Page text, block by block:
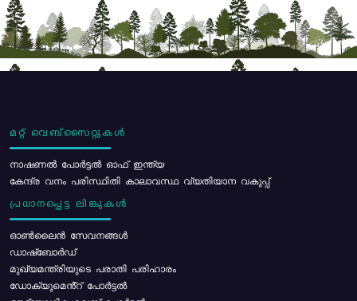
മറ്റ് വെബ്സൈറ്റുകൾ
നാഷണൽ പോർട്ടൽ ഓഫ് ഇന്ത്യ
കേന്ദ്ര വനം പരിസ്ഥിതി കാലാവസ്ഥ വ്യതിയാന വകുപ്പ്
പ്രധാനപ്പെട്ട ലിങ്കുകൾ
ഓൺലൈൻ സേവനങ്ങൾ
ഡാഷ്ബോർഡ്
മുഖ്യമന്ത്രിയുടെ പരാതി പരിഹാരം
ഡോക്യുമെൻ്റ് പോർട്ടൽ